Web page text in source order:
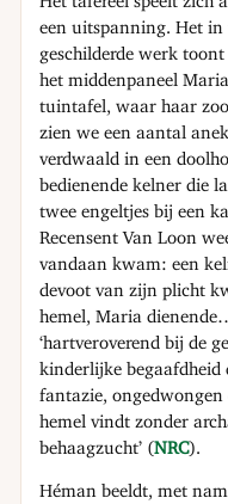
een uitspanning. Het in
geschilderde werk
het middenpaneel
tuintafel, waar haar
zien we een aantal
verdwaald in een
bedienende kelner die
twee engeltjes bij een
Recensent Van Loon
vandaan kwam: een
devoot van zijn plicht
hemel, Maria
‘hartveroverend bij de
kinderlijke begaafdheid
fantazie, ongedwongen
hemel vindt zonder
behaagzucht’ (NRC).
Héman beeldt, met